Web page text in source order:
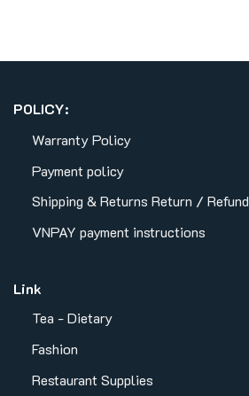
POLICY:
Warranty Policy
Payment policy
Shipping & Returns Return / Refund
VNPAY payment instructions
Link
Tea - Dietary
Fashion
Restaurant Supplies